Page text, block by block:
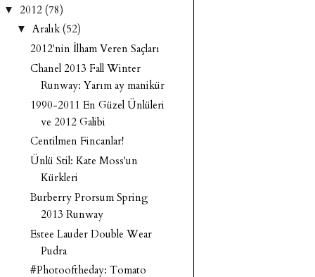
▼ 2012 (78)
▼ Aralık (52)
2012'nin İlham Veren Saçları
Chanel 2013 Fall Winter
Runway: Yarım ay manikür
1990-2011 En Güzel Ünlüleri
ve 2012 Galibi
Centilmen Fincanlar!
Ünlü Stil: Kate Moss'un
Kürkleri
Burberry Prorsum Spring
2013 Runway
Estee Lauder Double Wear
Pudra
#Photooftheday: Tomato